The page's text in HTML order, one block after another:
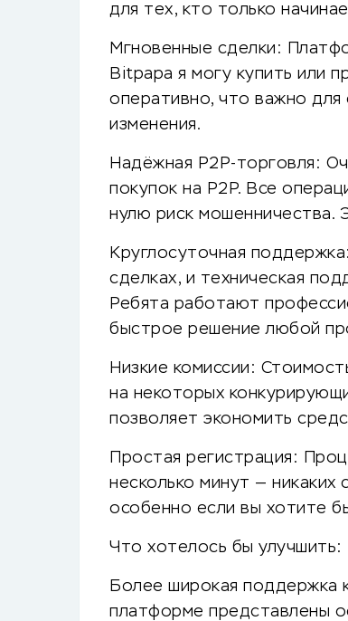
для тех, кто только
Мгновенные сделки:
Bitpapa я могу купить или
оперативно, что важно для
изменения.
Надёжная P2P-торговля:
покупок на P2P. Все
нулю риск мошенничества.
Круглосуточная
сделках, и техническая
Ребята работают
быстрое решение любой
Низкие комиссии:
на некоторых
позволяет экономить
Простая регистрация:
несколько минут —
особенно если вы хотите
Что хотелось бы улучшить:
Более широкая поддержка
платформе представлены